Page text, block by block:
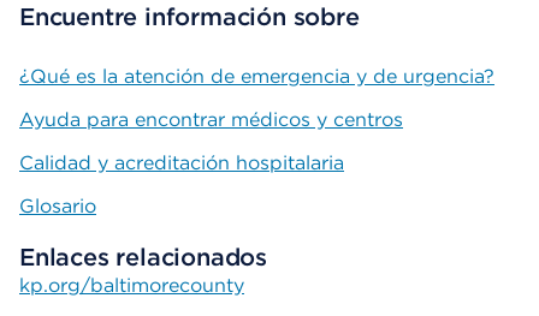
Encuentre información sobre
¿Qué es la atención de emergencia y de urgencia?
Ayuda para encontrar médicos y centros
Calidad y acreditación hospitalaria
Glosario
Enlaces relacionados
kp.org/baltimorecounty